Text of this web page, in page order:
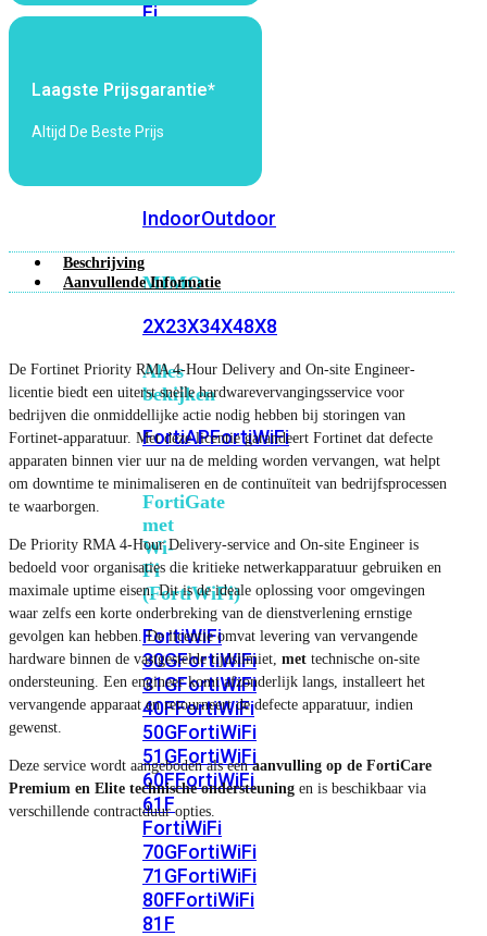
Fi
7
Wi-
IndoorOutdoor
MIMO
2X23X34X48X8
Alles
bekijken
FortiAPFortiWiFi
FortiGate
met
Wi-
Fi
(FortiWiFi)
FortiWiFi
30GFortiWiFi
31GFortiWiFi
40FFortiWiFi
50GFortiWiFi
51GFortiWiFi
60FFortiWiFi
61F
FortiWiFi
70GFortiWiFi
71GFortiWiFi
80FFortiWiFi
81F
Laagste Prijsgarantie*
Altijd De Beste Prijs
Beschrijving
Aanvullende Informatie
De Fortinet Priority RMA 4-Hour Delivery and On-site Engineer-
licentie biedt een uiterst snelle hardwarevervangingsservice voor
bedrijven die onmiddellijke actie nodig hebben bij storingen van
Fortinet-apparatuur. Met deze licentie garandeert Fortinet dat defecte
apparaten binnen vier uur na de melding worden vervangen, wat helpt
om downtime te minimaliseren en de continuïteit van bedrijfsprocessen
te waarborgen.
De Priority RMA 4-Hour Delivery-service and On-site Engineer is
bedoeld voor organisaties die kritieke netwerkapparatuur gebruiken en
maximale uptime eisen. Dit is de ideale oplossing voor omgevingen
waar zelfs een korte onderbreking van de dienstverlening ernstige
gevolgen kan hebben. De licentie omvat levering van vervangende
hardware binnen de vastgestelde tijdslimiet, met technische on-site
ondersteuning. Een engineer komt afzonderlijk langs, installeert het
vervangende apparaat en retourneert de defecte apparatuur, indien
gewenst.
Deze service wordt aangeboden als eenaanvulling op de FortiCare
Premium en Elite technische ondersteuning en is beschikbaar via
verschillende contractduur opties.